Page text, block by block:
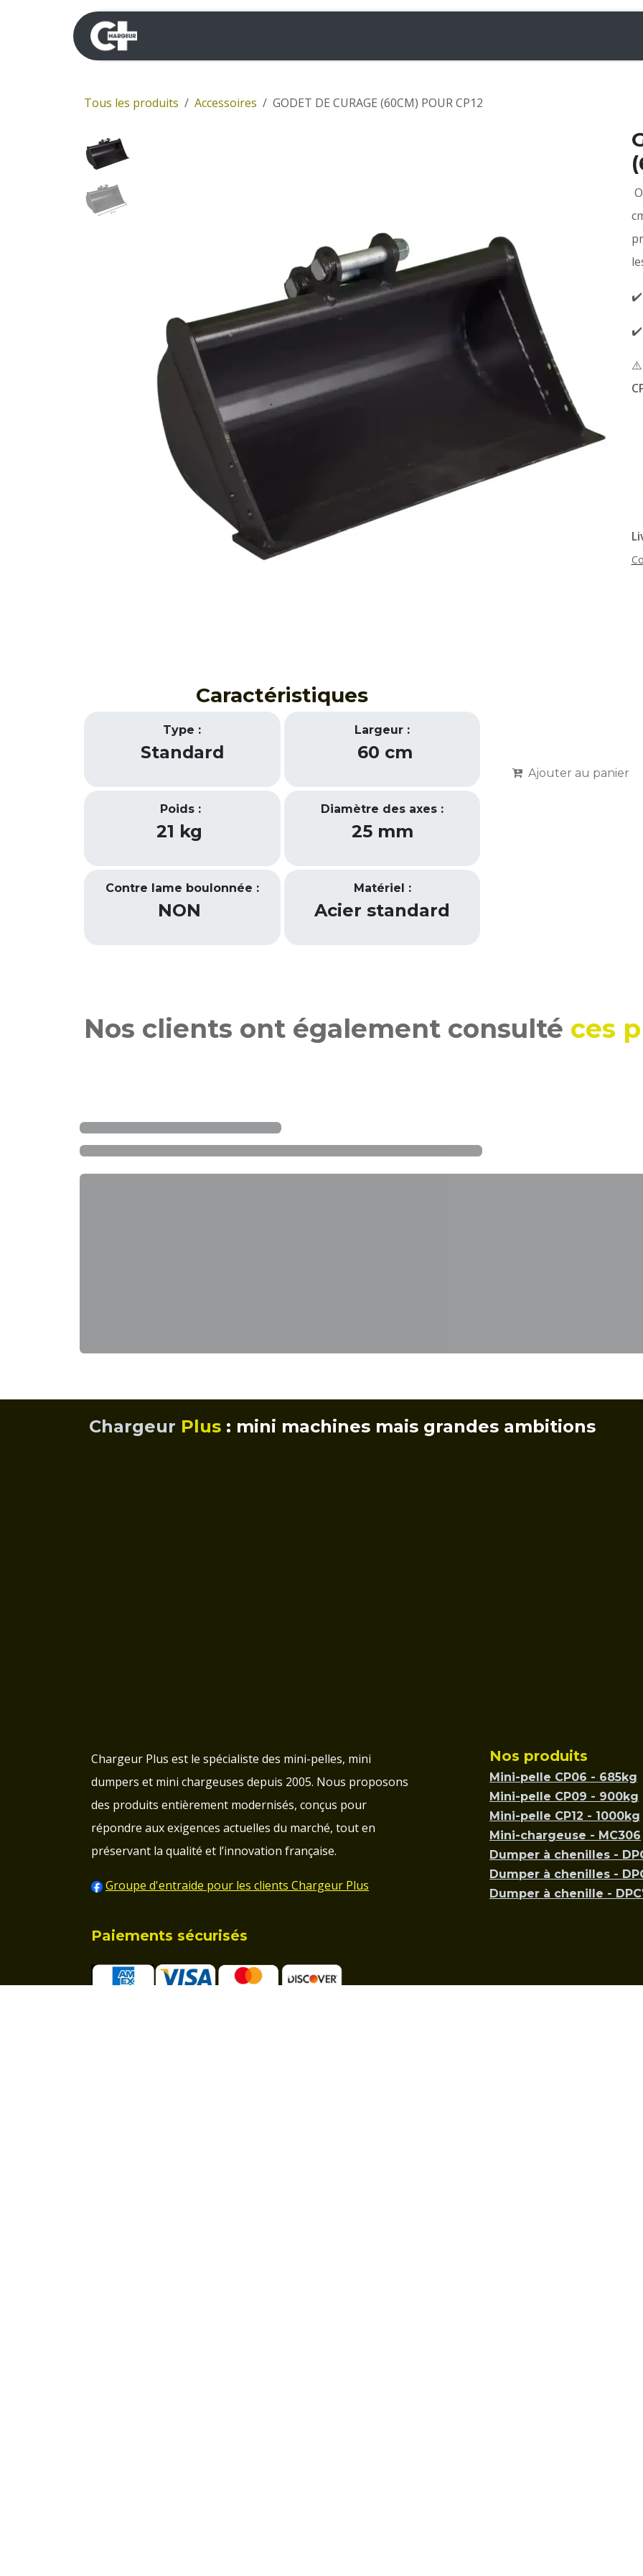
Se rendre au contenu
Tous les produits Accessoires GODET DE CURAGE (60CM) POUR CP12
✔️
✔️
⚠️
Caractéristiques
Type :
Standard
Largeur :
60 cm
Poids :
21 kg
Diamètre des axes :
25 mm
Contre lame boulonnée :
​NON
Matériel :
Acier standard
Ajouter au panier
Nos clients ont également consulté ces
Chargeur Plus : mini machines mais grandes ambitions
Nos produits
Mini-pelle CP06 - 685kg
Mini-pelle CP09 - 900kg
Mini-pelle CP12 - 1000kg
Mini-chargeuse - MC306
Dumper à chenilles -
Dumper à chenilles -
Dumper à chenille -
Paiements sécurisés
Chargeur Plus est le spécialiste des mini-pelles, mini
dumpers et mini chargeuses depuis 2005. Nous proposons
des produits entièrement modernisés, conçus pour
répondre aux exigences actuelles du marché, tout en
préservant la qualité et l’innovation française.
Groupe d'entraide pour les clients Chargeur Plus